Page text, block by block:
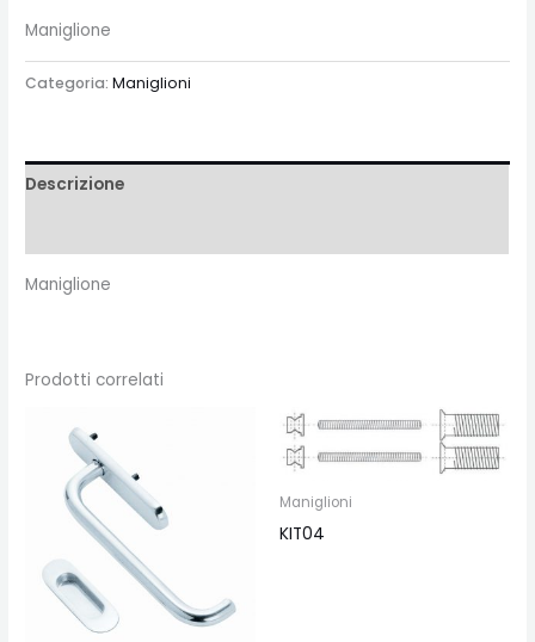
Maniglione
Categoria:Maniglioni
Descrizione
Maniglione
Prodotti correlati
Maniglioni
KIT04